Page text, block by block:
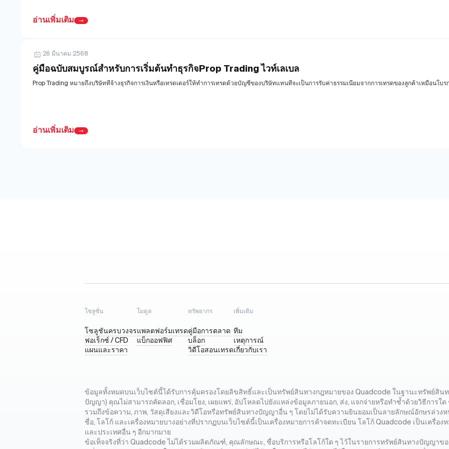
อ่านเพิ่มเติม
26 มีนาคม 2568
คู่มือฉบับสมบูรณ์สำหรับการเริ่มต้นทำธุรกิจProp Trading ไวท์เลเบล
Prop Trading หมายถึงบริษัทที่จ้างธุรกิจการเงินหรือเทรดเดอร์ให้ทำการเทรดด้วยบัญชีของบริษัทแทนที่จะเป็นการรับค่าธรรมเนียมจากการเทรดของลูกค้าเหมือนโบร
อ่านเพิ่มเติม
โซลูชั่น
โซลูชันครบวงจร
ฟอเร็กซ์ / CFD
แผนและราคา
โมดูล
แพลตฟอร์มเทรด
แบ็กออฟฟิศ
ทรัพยากร
คู่มือการตลาด
บล็อก
วิดีโอสอนเทรด
เพิ่มเติม
ทีม
เหตุการณ์
เกี่ยวกับเรา
ข้อมูลทั้งหมดบนเว็บไซต์นี้ได้รับการคุ้มครองโดยลิขสิทธิ์และเป็นทรัพย์สินทางกฎหมายของ Quadcode ในฐานะทรัพย์สิน
ปัญญา) คุณไม่สามารถคัดลอก, เชื่อมโยง, เผยแพร่, อัปโหลดไปยังแหล่งข้อมูลภายนอก, ส่ง, แจกจ่ายหรือทำซ้ำด้วยวิธีการใ
รวมถึงข้อความ, ภาพ, วัสดุเสียงและวิดีโอหรือทรัพย์สินทางปัญญาอื่น ๆ โดยไม่ได้รับความยินยอมเป็นลายลักษณ์อักษรล่วง
ชื่อ, โลโก้ และเครื่องหมายบางอย่างที่ปรากฏบนเว็บไซต์นี้เป็นเครื่องหมายการค้าจดทะเบียน โลโก้ Quadcode เป็นเครื่อ
และประเทศอื่น ๆ อีกมากมาย
ข้อเท็จจริงที่ว่า Quadcode ไม่ได้รวมผลิตภัณฑ์, คุณลักษณะ, ชื่อบริการหรือโลโก้ใด ๆ ไว้ในรายการทรัพย์สินทางปัญญา